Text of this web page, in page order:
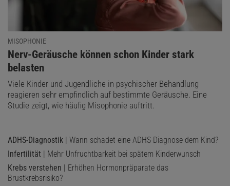
MISOPHONIE
:
Nerv-Geräusche können schon Kinder stark
belasten
Viele Kinder und Jugendliche in psychischer Behandlung
reagieren sehr empfindlich auf bestimmte Geräusche. Eine
Studie zeigt, wie häufig Misophonie auftritt.
ADHS-Diagnostik | Wann schadet eine ADHS-Diagnose dem Kind?
Infertilität | Mehr Unfruchtbarkeit bei spätem Kinderwunsch
Krebs verstehen | Erhöhen Hormonpräparate das
Brustkrebsrisiko?